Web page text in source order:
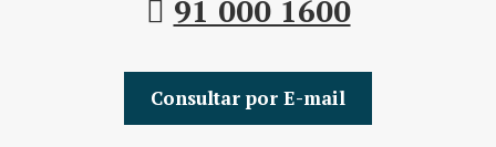
91 000 1600
Consultar por E-mail